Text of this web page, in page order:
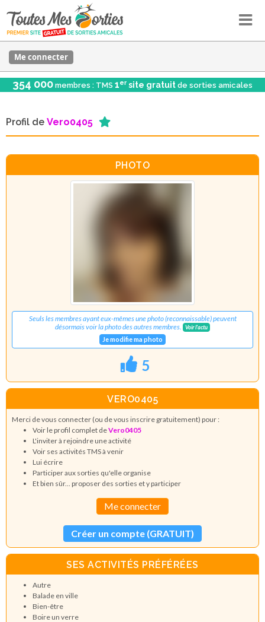
Me connecter
354 000 membres : TMS 1er site gratuit de sorties amicales
Profil de Vero0405
PHOTO
Seuls les membres ayant eux-mêmes une photo (reconnaissable) peuvent
désormais voir la photo des autres membres.
Voir l'actu
Je modifie ma photo
5
VERO0405
Merci de vous connecter (ou de vous inscrire gratuitement) pour :
Voir le profil complet deVero0405
L'inviter à rejoindre une activité
Voir ses activités TMS à venir
Lui écrire
Participer aux sorties qu'elle organise
Et bien sûr... proposer des sorties et y participer
Me connecter
Créer un compte (GRATUIT)
SES ACTIVITÉS PRÉFÉRÉES
Autre
Balade en ville
Bien-être
Boire un verre